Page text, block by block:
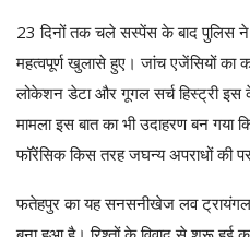
23 दिनों तक चले सस्पेंस के बाद पुलिस
महत्वपूर्ण खुलासे हुए। जांच एजेंसियों का
लोकेशन डेटा और गूगल सर्च हिस्ट्री इस
मामला इस बात का भी उदाहरण बन
फॉरेंसिक किस तरह जघन्य अपराधों की
फतेहपुर का यह सनसनीखेज लव ट्रायंगल